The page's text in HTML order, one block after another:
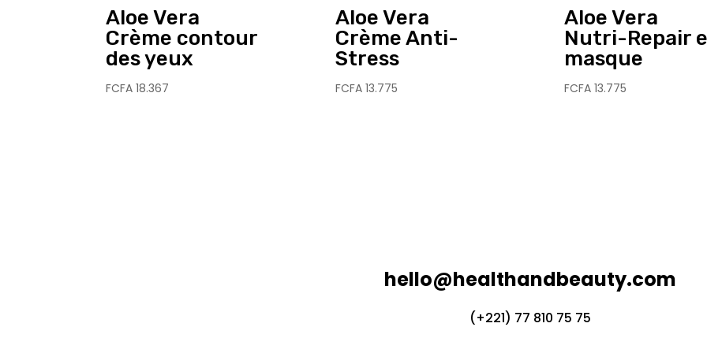
Aloe Vera
Crème contour
des yeux
FCFA 18.367
Aloe Vera
Crème Anti-
Stress
FCFA13.775
Aloe Vera
Nutri-Repair
masque
FCFA 13.775
hello@healthandbeauty.com
(+221) 77 810 75 75